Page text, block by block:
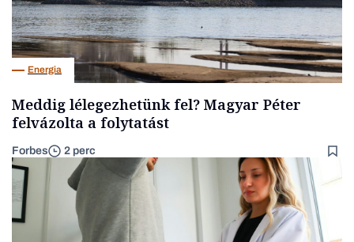
Energia
Meddig lélegezhetünk fel? Magyar Péter
felvázolta a folytatást
Forbes 2 perc